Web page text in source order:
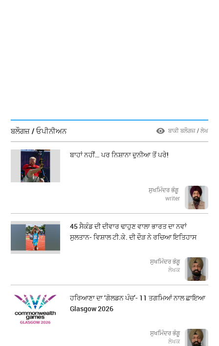
ਬਲੌਗਜ਼ / ਓਪੀਨੀਅਨ ਬਾਕੀ ਬਲੌਗਜ਼ / ਲੇਖ
ਬਾਹਾਂ ਨਹੀਂ… ਪਰ ਨਿਸ਼ਾਨਾ ਦੁਨੀਆ ਤੋਂ ਪਰੇ!
ਸੁਖਮਿੰਦਰ ਭੰਗੂ
writer
45 ਸੈਕੰਡ ਦੀ ਦੀਵਾਰ ਢਾਹੁਣ ਵਾਲਾ ਭਾਰਤ ਦਾ ਨਵਾਂ
ਸੁਲਤਾਨ- ਵਿਸ਼ਾਲ ਟੀ.ਕੇ. ਦੀ ਦੌੜ ਨੇ ਰਚਿਆ ਇਤਿਹਾਸ
ਸੁਖਮਿੰਦਰ ਭੰਗੂ
ਲੇਖਕ
ਹਰਿਆਣਾ ਦਾ ‘ਗੋਲਡਨ ਪੰਚ’- 11 ਤਗਮਿਆਂ ਨਾਲ ਛਾਇਆ
Glasgow 2026
ਸੁਖਮਿੰਦਰ ਭੰਗੂ
ਲੇਖਕ